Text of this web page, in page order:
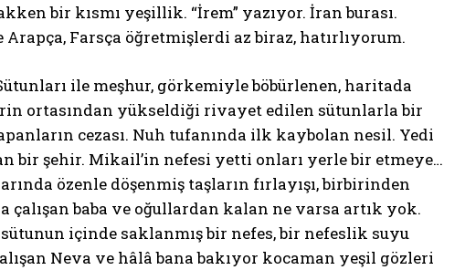
bir kısmı yeşillik. “İrem” yazıyor. İran burası.
Farsça öğretmişlerdi az biraz, hatırlıyorum.
ile meşhur, görkemiyle böbürlenen, haritada
ortasından yükseldiği rivayet edilen sütunlarla bir
cezası. Nuh tufanında ilk kaybolan nesil. Yedi
bir şehir. Mikail’in nefesi yetti onları yerle bir etmeye…
özenle döşenmiş taşların fırlayışı, birbirinden
çalışan baba ve oğullardan kalan ne varsa artık yok.
içinde saklanmış bir nefes, bir nefeslik suyu
Neva ve hâlâ bana bakıyor kocaman yeşil gözleri